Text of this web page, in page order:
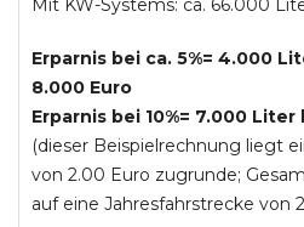
Mit KW-Systems: ca. 66.000
Erparnis bei ca. 5%= 4.000
8.000 Euro
Erparnis bei 10%= 7.000 Liter
(dieser Beispielrechnung liegt
von 2.00 Euro zugrunde;
auf eine Jahresfahrstrecke von